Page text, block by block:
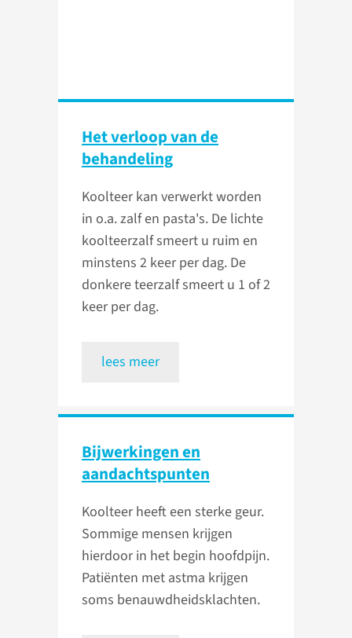
Het verloop van de
behandeling
Koolteer kan verwerkt worden
in o.a. zalf en pasta's. De lichte
koolteerzalf smeert u ruim en
minstens 2 keer per dag. De
donkere teerzalf smeert u 1 of 2
keer per dag.
lees meer
Bijwerkingen en
aandachts­punten
Koolteer heeft een sterke geur.
Sommige mensen krijgen
hierdoor in het begin hoofdpijn.
Patiënten met astma krijgen
soms benauwdheidsklachten.